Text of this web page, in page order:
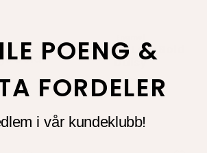
Gold
Bracelet, Lola Bold
Daisy
700,00
POENG &
FORDELER
i vår kundeklubb!